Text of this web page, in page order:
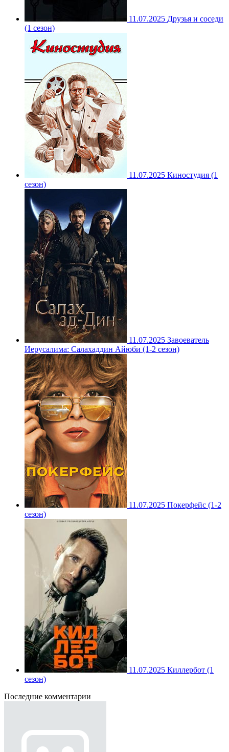
11.07.2025 Друзья и соседи
(1 сезон)
11.07.2025 Киностудия (1
сезон)
11.07.2025 Завоеватель
Иерусалима: Салахаддин Айюби (1-2 сезон)
11.07.2025 Покерфейс (1-2
сезон)
11.07.2025 Киллербот (1
сезон)
Последние комментарии